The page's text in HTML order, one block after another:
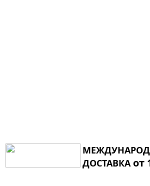
ДОСТАВКА от